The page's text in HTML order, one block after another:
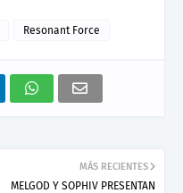
Resonant Force
MÁS RECIENTES
MELGOD Y SOPHIV PRESENTAN